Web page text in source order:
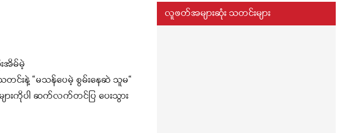
အိမ်မဲ့
တင်းနဲ့ “မသန်ပေမဲ့ စွမ်းနေဆဲ သူမ“
ားကိုပါ ဆက်လက်တင်ပြ ပေးသွား
လူဖတ်အများဆုံး သတင်းများ